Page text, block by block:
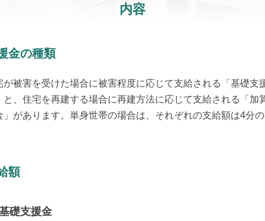
内容
金の種類
が被害を受けた場合に被害程度に応じて支給される「基礎支
と、住宅を再建する場合に再建方法に応じて支給される「加
」があります。単身世帯の場合は、それぞれの支給額は4分
額
礎支援金